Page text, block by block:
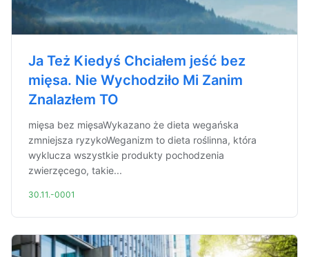
Ja Też Kiedyś Chciałem jeść bez
mięsa. Nie Wychodziło Mi Zanim
Znalazłem TO
mięsa bez mięsaWykazano że dieta wegańska
zmniejsza ryzykoWeganizm to dieta roślinna, która
wyklucza wszystkie produkty pochodzenia
zwierzęcego, takie...
30.11.-0001